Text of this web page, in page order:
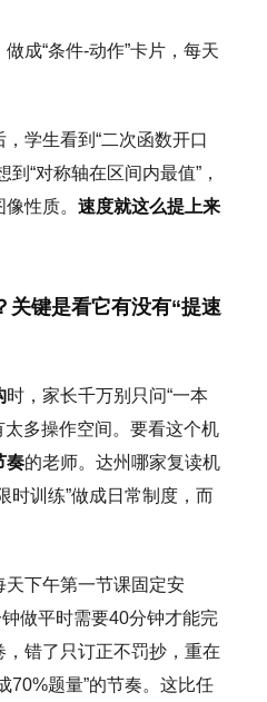
成“条件-动作”卡片，每天
学生看到“二次函数开口
“对称轴在区间内最值”，
性质。 速度就这么提上来
关键是看它有没有“提速
时，家长千万别只问“一本
太多操作空间。要看这个机
奏的老师。达州哪家复读机
时训练”做成日常制度，而
天下午第一节课固定安
做平时需要40分钟才能完
错了只订正不罚抄，重在
70%题量”的节奏。这比任